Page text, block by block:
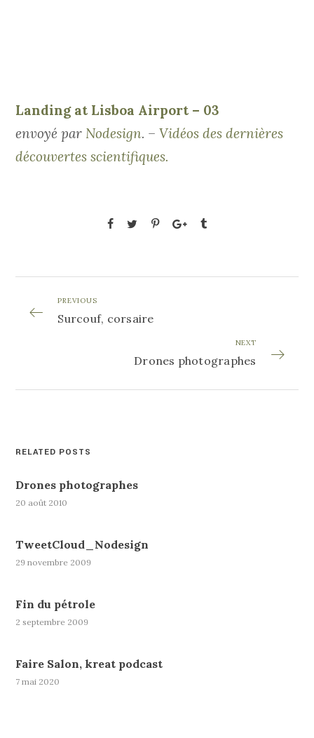
Landing at Lisboa Airport – 03
envoyé par Nodesign. –Vidéos des dernières
découvertes scientifiques.
PREVIOUS
Surcouf, corsaire
NEXT
Drones photographes
RELATED POSTS
Drones photographes
20 août 2010
TweetCloud_Nodesign
29 novembre 2009
Fin du pétrole
2 septembre 2009
Faire Salon, kreat podcast
7 mai 2020